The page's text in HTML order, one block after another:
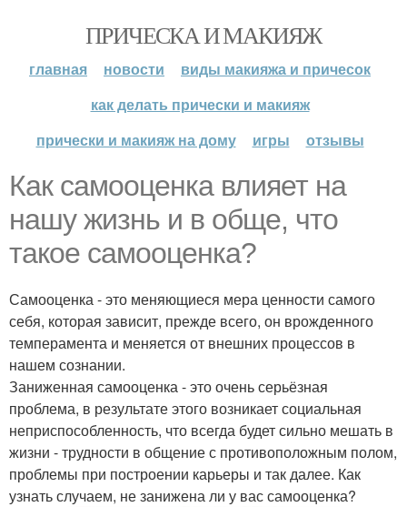
ПРИЧЕСКА И МАКИЯЖ
главная новости
виды макияжа и причесок
как делать прически и макияж
прически и макияж на дому
игры отзывы
Как самооценка влияет на
нашу жизнь и в обще, что
такое самооценка?
Самооценка - это меняющиеся мера ценности самого
себя, которая зависит, прежде всего, он врожденного
темперамента и меняется от внешних процессов в
нашем сознании.
Заниженная самооценка - это очень серьёзная
проблема, в результате этого возникает социальная
неприспособленность, что всегда будет сильно мешать в
жизни - трудности в общение с противоположным полом,
проблемы при построении карьеры и так далее. Как
узнать случаем, не занижена ли у вас самооценка?